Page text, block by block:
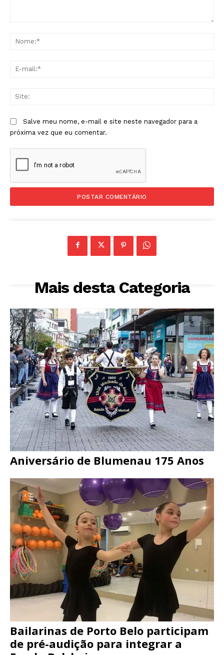
Salve meu nome, e-mail e site neste navegador para a
próxima vez que eu comentar.
Mais desta Categoria
Aniversário de Blumenau 175 Anos
Bailarinas de Porto Belo participam
de pré-audição para integrar a